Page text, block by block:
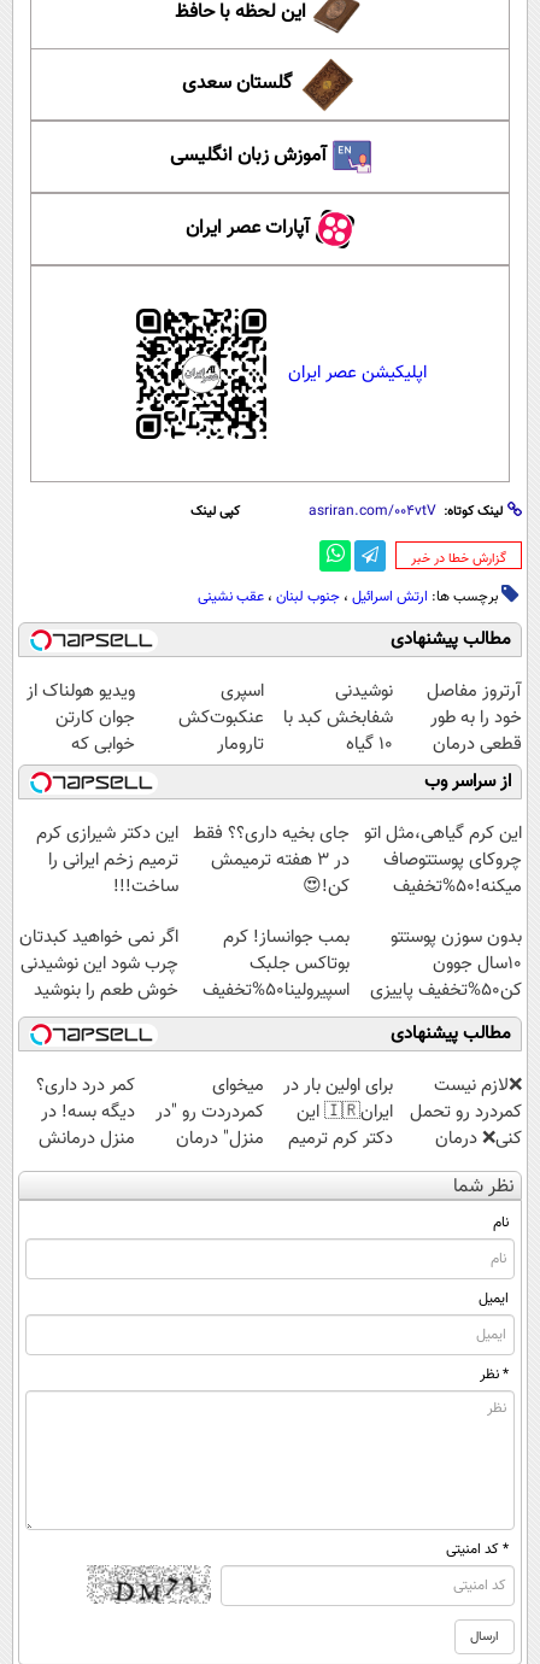
این لحظه با حافظ
گلستان سعدی
آموزش زبان انگلیسی
آپارات عصر ایران
اپلیکیشن عصر ایران
لینک کوتاه: کپی لینک
‌گزارش خطا در خبر
برچسب ها: ارتش اسرائیل ، جنوب لبنان ، عقب نشینی
مطالب پیشنهادی
آرتروز مفاصل
خود را به طور
قطعی درمان
کنید!
◗پرسش‌نامه◖
نوشیدنی
شفابخش کبد با
10 گیاه
موثر(تخفیف تا
امشب)
اسپری
عنکبوت‌‌کش
تارومار
ازبین‌برنده انواع
عنکبوت
ویدیو هولناک از
جوان کارتن
خوابی که
میلیاردر شد.
آموزش رایگان
از سراسر وب
این کرم گیاهی،مثل اتو
چروکای پوستتوصاف
میکنه!50%تخفیف
جای بخیه داری؟؟ فقط
در 3 هفته ترمیمش
کن!😍
این دکتر شیرازی کرم
ترمیم زخم ایرانی را
ساخت!!!
بدون سوزن پوستتو
10سال جوون
کن50%تخفیف پاییزی
بمب جوانساز! کرم
بوتاکس جلبک
اسپیرولینا50%تخفیف
اگر نمی خواهید کبدتان
چرب شود این نوشیدنی
خوش طعم را بنوشید
مطالب پیشنهادی
❌لازم نیست
کمردرد رو تحمل
کنی❌ درمان
بدون جراحی و
قرص
(پرسشنامه)
برای اولین بار در
ایران🇮🇷 این
دکتر کرم ترمیم
کننده 23 روزه
ساخت!
میخوای
کمردردت رو "در
منزل" درمان
کنی؟ (◂فیلم +
◂پرسش‌نامه)
کمر درد داری؟
دیگه بسه! در
منزل درمانش
کن
(◀پرسش‌نامه)
نظر شما
نام
ایمیل
* نظر
* کد امنیتی